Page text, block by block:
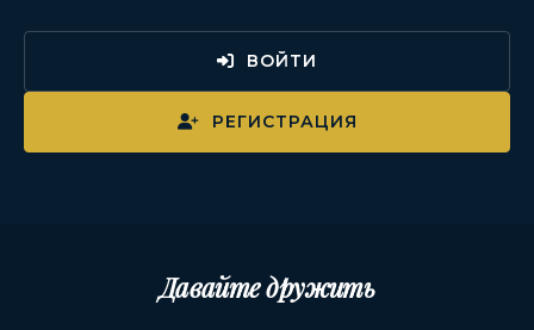
ВОЙТИ
РЕГИСТРАЦИЯ
Давайте дружить